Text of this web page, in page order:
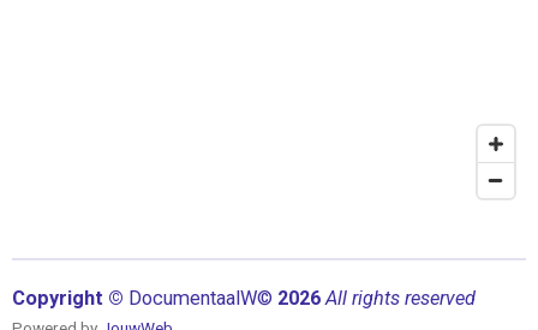
Copyright © Documentaal W© 2026All rights reserved